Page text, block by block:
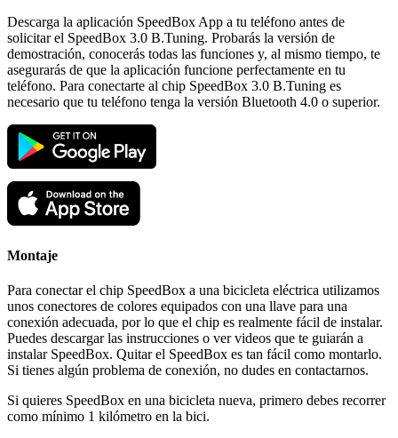
Descarga la aplicación SpeedBox App a tu teléfono antes de
solicitar el SpeedBox 3.0 B.Tuning. Probarás la versión de
demostración, conocerás todas las funciones y, al mismo tiempo, te
asegurarás de que la aplicación funcione perfectamente en tu
teléfono. Para conectarte al chip SpeedBox 3.0 B.Tuning es
necesario que tu teléfono tenga la versión Bluetooth 4.0 o superior.
Montaje
Para conectar el chip SpeedBox a una bicicleta eléctrica utilizamos
unos conectores de colores equipados con una llave para una
conexión adecuada, por lo que el chip es realmente fácil de instalar.
Puedes descargar las instrucciones o ver videos que te guiarán a
instalar SpeedBox. Quitar el SpeedBox es tan fácil como montarlo.
Si tienes algún problema de conexión, no dudes en contactarnos.
Si quieres SpeedBox en una bicicleta nueva, primero debes recorrer
como mínimo 1 kilómetro en la bici.